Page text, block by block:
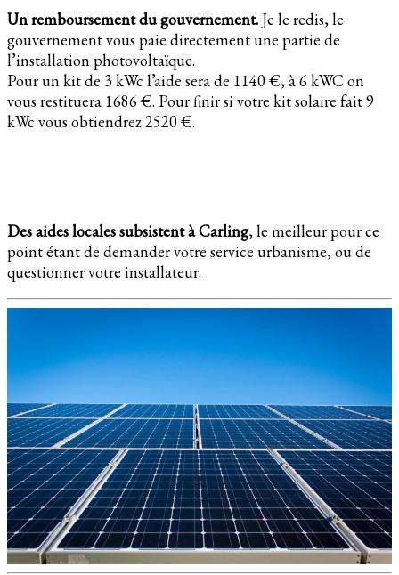
Un remboursement du gouvernement. Je le redis, le
gouvernement vous paie directement une partie de
l’installation photovoltaïque.
Pour un kit de 3 kWc l’aide sera de 1140 €, à 6 kWC on
vous restituera 1686 €. Pour finir si votre kit solaire fait 9
kWc vous obtiendrez 2520 €.
Des aides locales subsistent à Carling, le meilleur pour ce
point étant de demander votre service urbanisme, ou de
questionner votre installateur.